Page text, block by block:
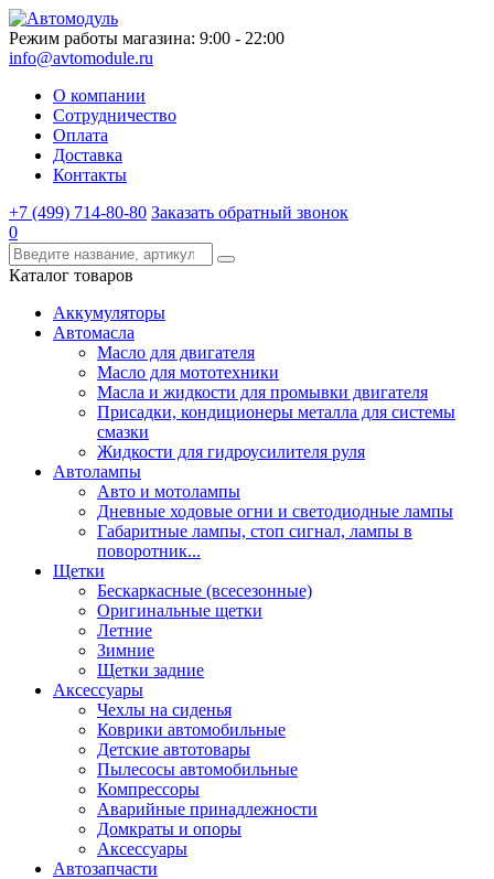
Режим работы магазина: 9:00 - 22:00
info@avtomodule.ru
О компании
Сотрудничество
Оплата
Доставка
Контакты
+7 (499) 714-80-80 Заказать обратный звонок
0
Каталог товаров
Аккумуляторы
Автомасла
Масло для двигателя
Масло для мототехники
Масла и жидкости для промывки двигателя
Присадки, кондиционеры металла для системы
смазки
Жидкости для гидроусилителя руля
Автолампы
Авто и мотолампы
Дневные ходовые огни и светодиодные лампы
Габаритные лампы, стоп сигнал, лампы в
поворотник...
Щетки
Бескаркасные (всесезонные)
Оригинальные щетки
Летние
Зимние
Щетки задние
Аксессуары
Чехлы на сиденья
Коврики автомобильные
Детские автотовары
Пылесосы автомобильные
Компрессоры
Аварийные принадлежности
Домкраты и опоры
Аксессуары
Автозапчасти